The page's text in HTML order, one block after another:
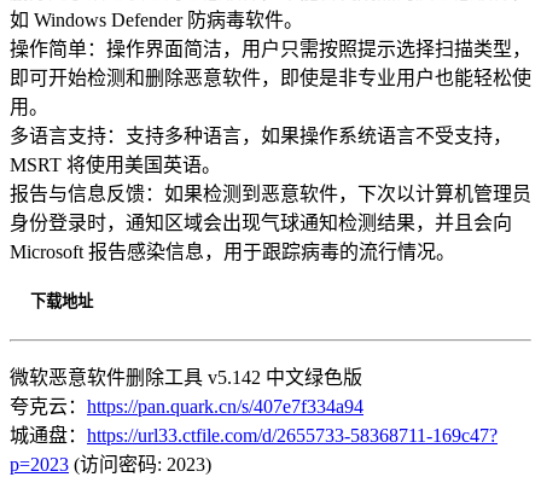
如 Windows Defender 防病毒软件。
操作简单：操作界面简洁，用户只需按照提示选择扫描类型，
即可开始检测和删除恶意软件，即使是非专业用户也能轻松使
用。
多语言支持：支持多种语言，如果操作系统语言不受支持，
MSRT 将使用美国英语。
报告与信息反馈：如果检测到恶意软件，下次以计算机管理员
身份登录时，通知区域会出现气球通知检测结果，并且会向
Microsoft 报告感染信息，用于跟踪病毒的流行情况。
下载地址
微软恶意软件删除工具 v5.142 中文绿色版
夸克云： https://pan.quark.cn/s/407e7f334a94
城通盘： https://url33.ctfile.com/d/2655733-58368711-169c47?
p=2023 (访问密码: 2023)